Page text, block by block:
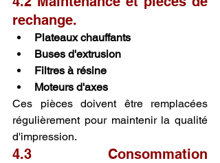
rechange.
Plateaux chauffants
Buses d'extrusion
Filtres à résine
Moteurs d'axes
Ces pièces doivent être remplacées
régulièrement pour maintenir la qualité
d'impression.
4.3 Consommation